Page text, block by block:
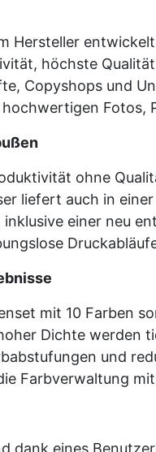
Hersteller
höchste
Copyshops und
Fotos,
ohne
liefert auch in
einer neu
mit 10 Farben
Dichte werden
und
Farbverwaltung
dank eines